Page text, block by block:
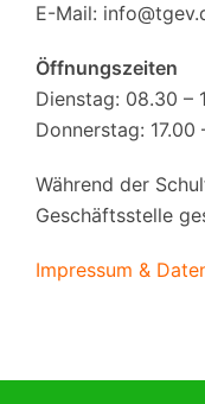
E-Mail:
Öffnungszeiten
Dienstag: 08.30 –
Donnerstag: 17.00
Während der
Geschäftsstelle
Impressum &